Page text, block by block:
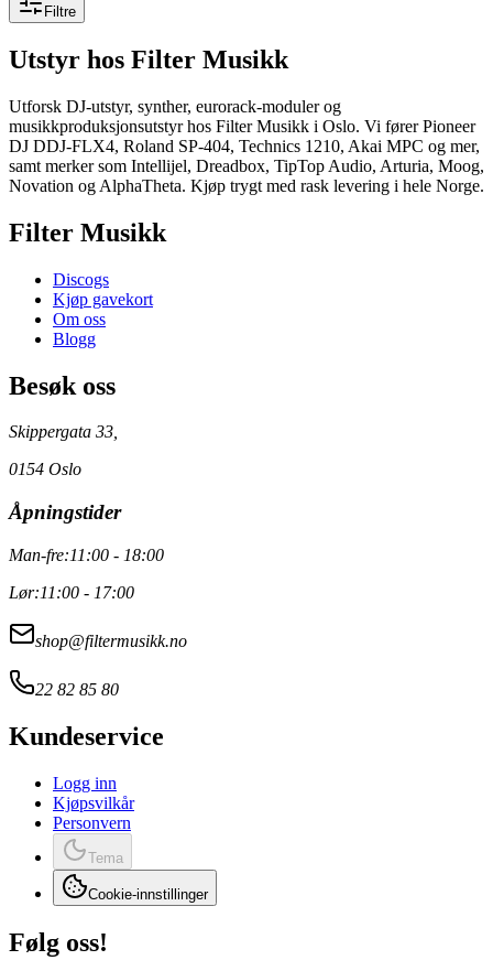
Filtre
Utstyr hos Filter Musikk
Utforsk DJ-utstyr, synther, eurorack-moduler og
musikkproduksjonsutstyr hos Filter Musikk i Oslo. Vi fører Pioneer
DJ DDJ-FLX4, Roland SP-404, Technics 1210, Akai MPC og mer,
samt merker som Intellijel, Dreadbox, TipTop Audio, Arturia, Moog,
Novation og AlphaTheta. Kjøp trygt med rask levering i hele Norge.
Filter Musikk
Discogs
Kjøp gavekort
Om oss
Blogg
Besøk oss
Skippergata 33,
0154 Oslo
Åpningstider
Man-fre:11:00 - 18:00
Lør:11:00 - 17:00
shop@filtermusikk.no
22 82 85 80
Kundeservice
Logg inn
Kjøpsvilkår
Personvern
Tema
Cookie-innstillinger
Følg oss!